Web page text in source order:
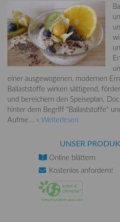
einer ausgewogenen, modernen
Ballaststoffe wirken sättigend,
und bereichern den Speiseplan.
hinter dem Begriff "Ballaststoffe"
Aufme... » Weiterlesen
UNSER
Online blättern
Kostenlos anfordern!